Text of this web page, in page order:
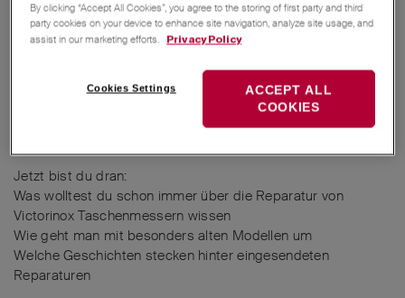
Jetzt bist du dran:
Was wolltest du schon immer über die Reparatur von
Victorinox Taschenmessern wissen
Wie geht man mit besonders alten Modellen um
Welche Geschichten stecken hinter eingesendeten
Reparaturen
By clicking “Accept All Cookies”, you agree to the storing of first party and third
party cookies on your device to enhance site navigation, analyze site usage, and
assist in our marketing efforts.
Privacy Policy
Cookies Settings
ACCEPT ALL
COOKIES